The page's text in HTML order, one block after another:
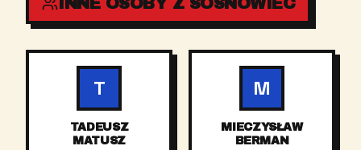
T
TADEUSZ
MATUSZ
M
MIECZYSŁAW
BERMAN